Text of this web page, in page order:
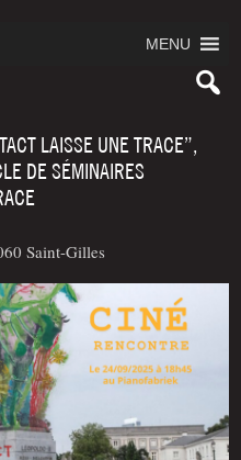
MENU
LAISSE UNE TRACE”,
DE SÉMINAIRES
Saint-Gilles